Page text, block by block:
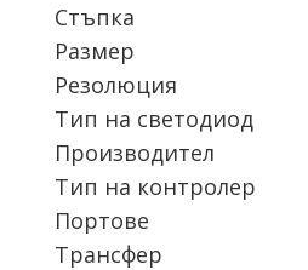
Стъпка
Размер
Резолюция
Тип на светодиод
Производител
Тип на контролер
Портове
Трансфер